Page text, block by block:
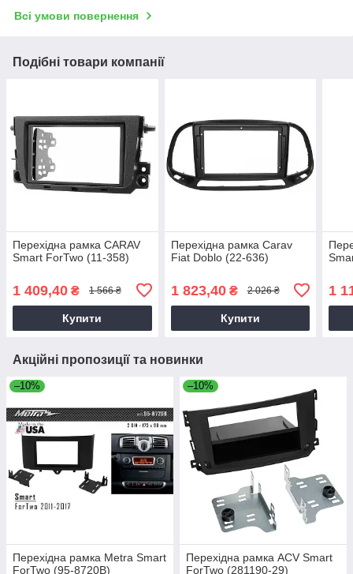
Всі умови повернення
Подібні товари компанії
Перехідна рамка CARAV
Smart ForTwo (11-358)
1 409,40 ₴ 1 566 ₴
Купити
Перехідна рамка Carav
Fiat Doblo (22-636)
1 823,40₴ 2 026 ₴
Купити
1
Акційні пропозиції та новинки
–10%
Перехідна рамка Metra Smart
ForTwo (95-8720B)
–10%
Перехідна рамка ACV Smart
ForTwo (281190-29)